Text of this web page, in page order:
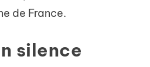
de France.
silence